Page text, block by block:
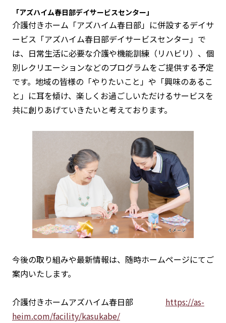
「アズハイム春日部デイサービスセンター」
介護付きホーム「アズハイム春日部」に併設するデイサ
ービス「アズハイム春日部デイサービスセンター」で
は、日常生活に必要な介護や機能訓練（リハビリ）、個
別レクリエーションなどのプログラムをご提供する予定
です。地域の皆様の「やりたいこと」や「興味のあるこ
と」に耳を傾け、楽しくお過ごしいただけるサービスを
共に創りあげていきたいと考えております。
今後の取り組みや最新情報は、随時ホームページにてご
案内いたします。
介護付きホームアズハイム春日部 https://as-
heim.com/facility/kasukabe/